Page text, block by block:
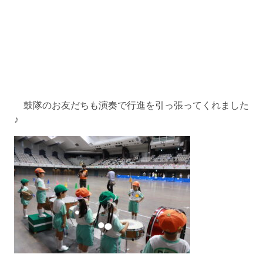
鼓隊のお友だちも演奏で行進を引っ張ってくれました
♪